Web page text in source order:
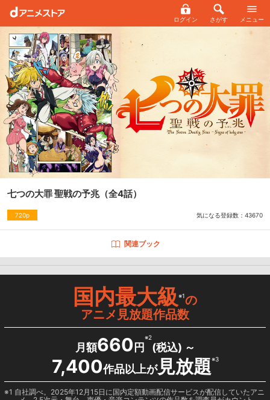
ログイン さがす メニュー
七つの大罪 聖戦の予兆（全4話）
720p 気になる登録数： 43670
関連ブック
国内最大級※1の
アニメ見放題作品数
月額660 円
※2
(税込) ～
7,400作品以上が見放題※3
1 自社調べ。2025年12月15日に国内定額動画配信サービスが配信していたアニ